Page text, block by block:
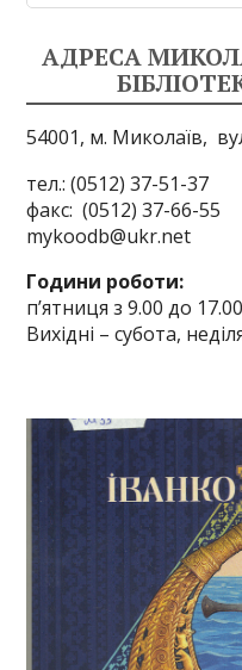
АДРЕСА
54001, м. Миколаїв,
тел.: (0512) 37-51-37
факс: (0512)
mykoodb@ukr.net
Години
п’ятниця з 9.00 до
Вихідні – субота,